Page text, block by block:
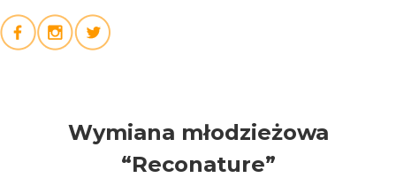
Wymiana młodzieżowa
“Reconature”